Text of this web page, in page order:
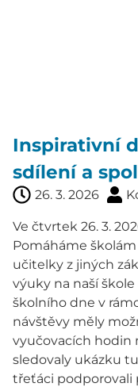
Inspirativní
sdílení a
26. 3. 2026
Ve čtvrtek 26. 3.
Pomáháme
učitelky z jiných
výuky na naší
školního dne v
návštěvy měly
vyučovacích hodin
sledovaly ukázku
třeťáci podporovali